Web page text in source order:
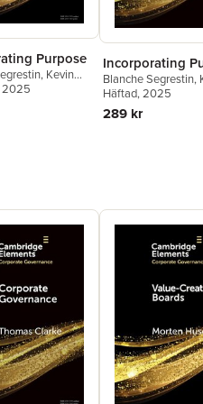
Purpose
, Kevin
Hatchuel
2025
Incorporating
Blanche Segrestin,
Levillain,Armand
Häftad, 2025
289 kr